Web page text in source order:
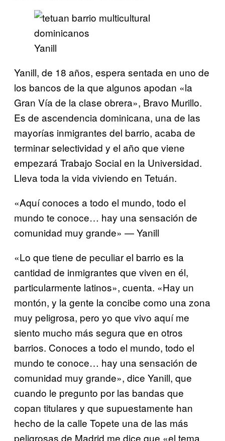
Yanill
Yanill, de 18 años, espera sentada en uno de
los bancos de la que algunos apodan «la
Gran Vía de la clase obrera», Bravo Murillo.
Es de ascendencia dominicana, una de las
mayorías inmigrantes del barrio, acaba de
terminar selectividad y el año que viene
empezará Trabajo Social en la Universidad.
Lleva toda la vida viviendo en Tetuán.
«Aquí conoces a todo el mundo, todo el
mundo te conoce… hay una sensación de
comunidad muy grande» — Yanill
«Lo que tiene de peculiar el barrio es la
cantidad de inmigrantes que viven en él,
particularmente latinos», cuenta. «Hay un
montón, y la gente la concibe como una zona
muy peligrosa, pero yo que vivo aquí me
siento mucho más segura que en otros
barrios. Conoces a todo el mundo, todo el
mundo te conoce… hay una sensación de
comunidad muy grande», dice Yanill, que
cuando le pregunto por las bandas que
copan titulares y que supuestamente han
hecho de la calle Topete una de las más
peligrosas de Madrid me dice que «el tema